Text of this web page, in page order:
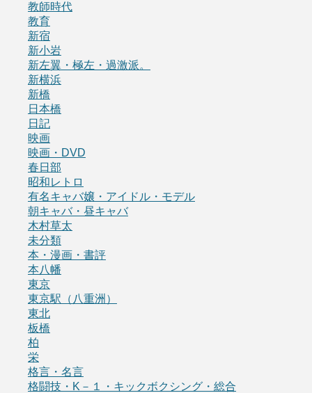
教師時代
教育
新宿
新小岩
新左翼・極左・過激派。
新横浜
新橋
日本橋
日記
映画
映画・DVD
春日部
昭和レトロ
有名キャバ嬢・アイドル・モデル
朝キャバ・昼キャバ
木村草太
未分類
本・漫画・書評
本八幡
東京
東京駅（八重洲）
東北
板橋
柏
栄
格言・名言
格闘技・K－１・キックボクシング・総合